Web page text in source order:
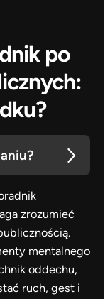
po
zrozumieć
mentalnego
oddechu,
ruch, gest i